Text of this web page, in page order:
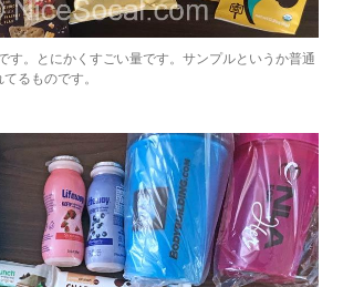
す。とにかくすごい量です。サンプルというか普通
るものです。